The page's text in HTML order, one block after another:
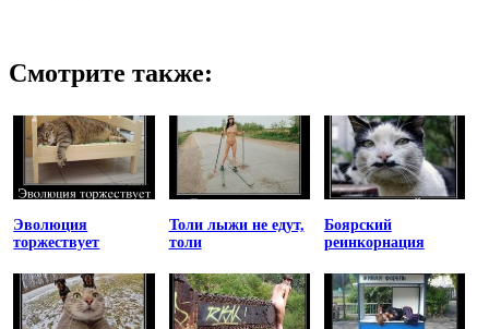
Смотрите также:
Эволюция
торжествует
Толи лыжи не едут,
толи
Боярский
реинкорнация